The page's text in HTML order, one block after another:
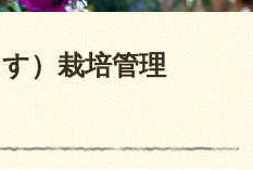
）栽培管理